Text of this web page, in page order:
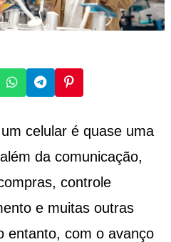
celular é quase uma
da comunicação,
controle
e muitas outras
entanto, com o avanço